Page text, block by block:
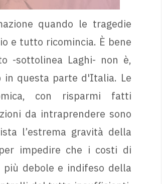
quando le tragedie
e tutto ricomincia. È bene
-sottolinea Laghi- non è,
in questa parte d'Italia. Le
con risparmi fatti
da intraprendere sono
l’estrema gravità della
impedire che i costi di
più debole e indifeso della